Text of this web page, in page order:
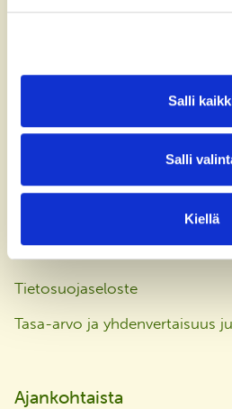
Salli
Salli
Kiellä
donations@bsag.fi
FI-02150 Espoo
Tietosuojaseloste
Tasa-arvo ja yhdenvertaisuus
Ajankohtaista